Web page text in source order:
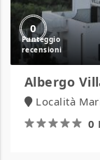
0
Albergo
Località
0